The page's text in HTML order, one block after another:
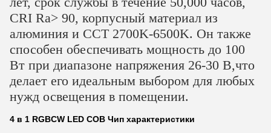
CRI Ra> 90, корпусный материал из
алюминия и CCT 2700K-6500K. Он также
способен обеспечивать мощность до 100
Вт при диапазоне напряжения 26-30 В,что
делает его идеальным выбором для любых
нужд освещения в помещении.
4 в 1 RGBCW LED COB Чип характеристики